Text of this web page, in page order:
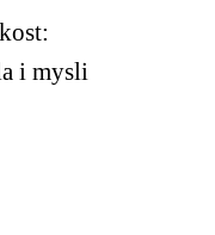
i mysli